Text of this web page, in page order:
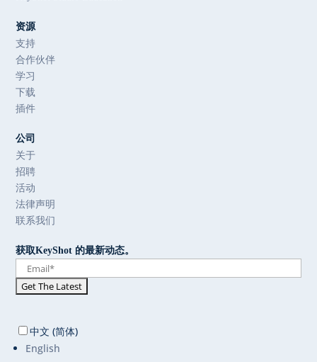
资源
支持
合作伙伴
学习
下载
插件
公司
关于
招聘
活动
法律声明
联系我们
获取KeyShot 的最新动态。
中文 (简体)
English